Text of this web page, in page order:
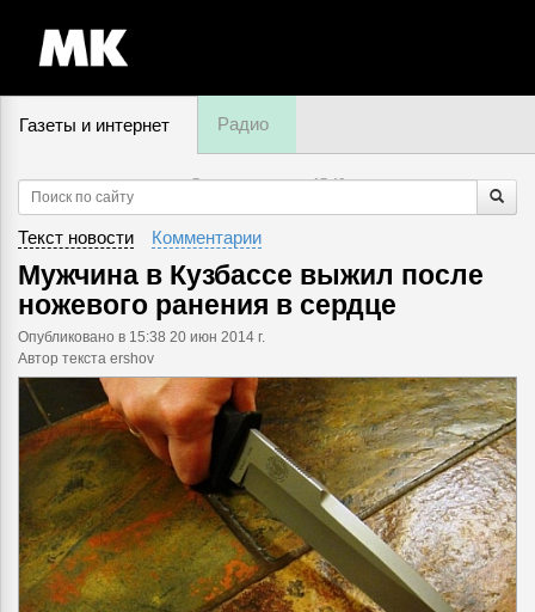
Газеты и интернет Радио
7 августа, пятница,17:46
Текст новости Комментарии
Мужчина в Кузбассе выжил после
ножевого ранения в сердце
Опубликовано в 15:38 20 июн 2014 г.
Автор текста ershov